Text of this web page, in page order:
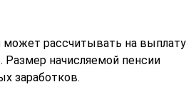
может рассчитывать на выплату
Размер начисляемой пенсии
заработков.